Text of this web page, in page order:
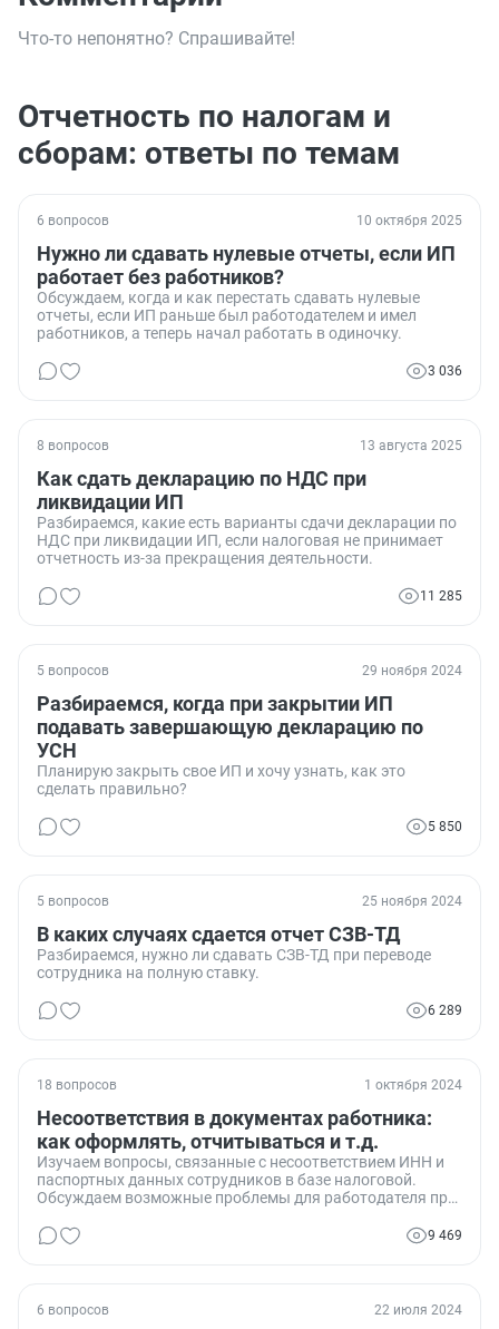
Что-то непонятно? Спрашивайте!
Отчетность по налогам и
сборам: ответы по темам
6 вопросов 10 октября 2025
Нужно ли сдавать нулевые отчеты, если ИП
работает без работников?
Обсуждаем, когда и как перестать сдавать нулевые
отчеты, если ИП раньше был работодателем и имел
работников, а теперь начал работать в одиночку.
3 036
8 вопросов 13 августа 2025
Как сдать декларацию по НДС при
ликвидации ИП
Разбираемся, какие есть варианты сдачи декларации по
НДС при ликвидации ИП, если налоговая не принимает
отчетность из-за прекращения деятельности.
11 285
5 вопросов 29 ноября 2024
Разбираемся, когда при закрытии ИП
подавать завершающую декларацию по
УСН
Планирую закрыть свое ИП и хочу узнать, как это
сделать правильно?
5 850
5 вопросов 25 ноября 2024
В каких случаях сдается отчет СЗВ-ТД
Разбираемся, нужно ли сдавать СЗВ-ТД при переводе
сотрудника на полную ставку.
6 289
18 вопросов 1 октября 2024
Несоответствия в документах работника:
как оформлять, отчитываться и т.д.
Изучаем вопросы, связанные с несоответствием ИНН и
паспортных данных сотрудников в базе налоговой.
Обсуждаем возможные проблемы для работодателя при
9 469
6 вопросов 22 июля 2024